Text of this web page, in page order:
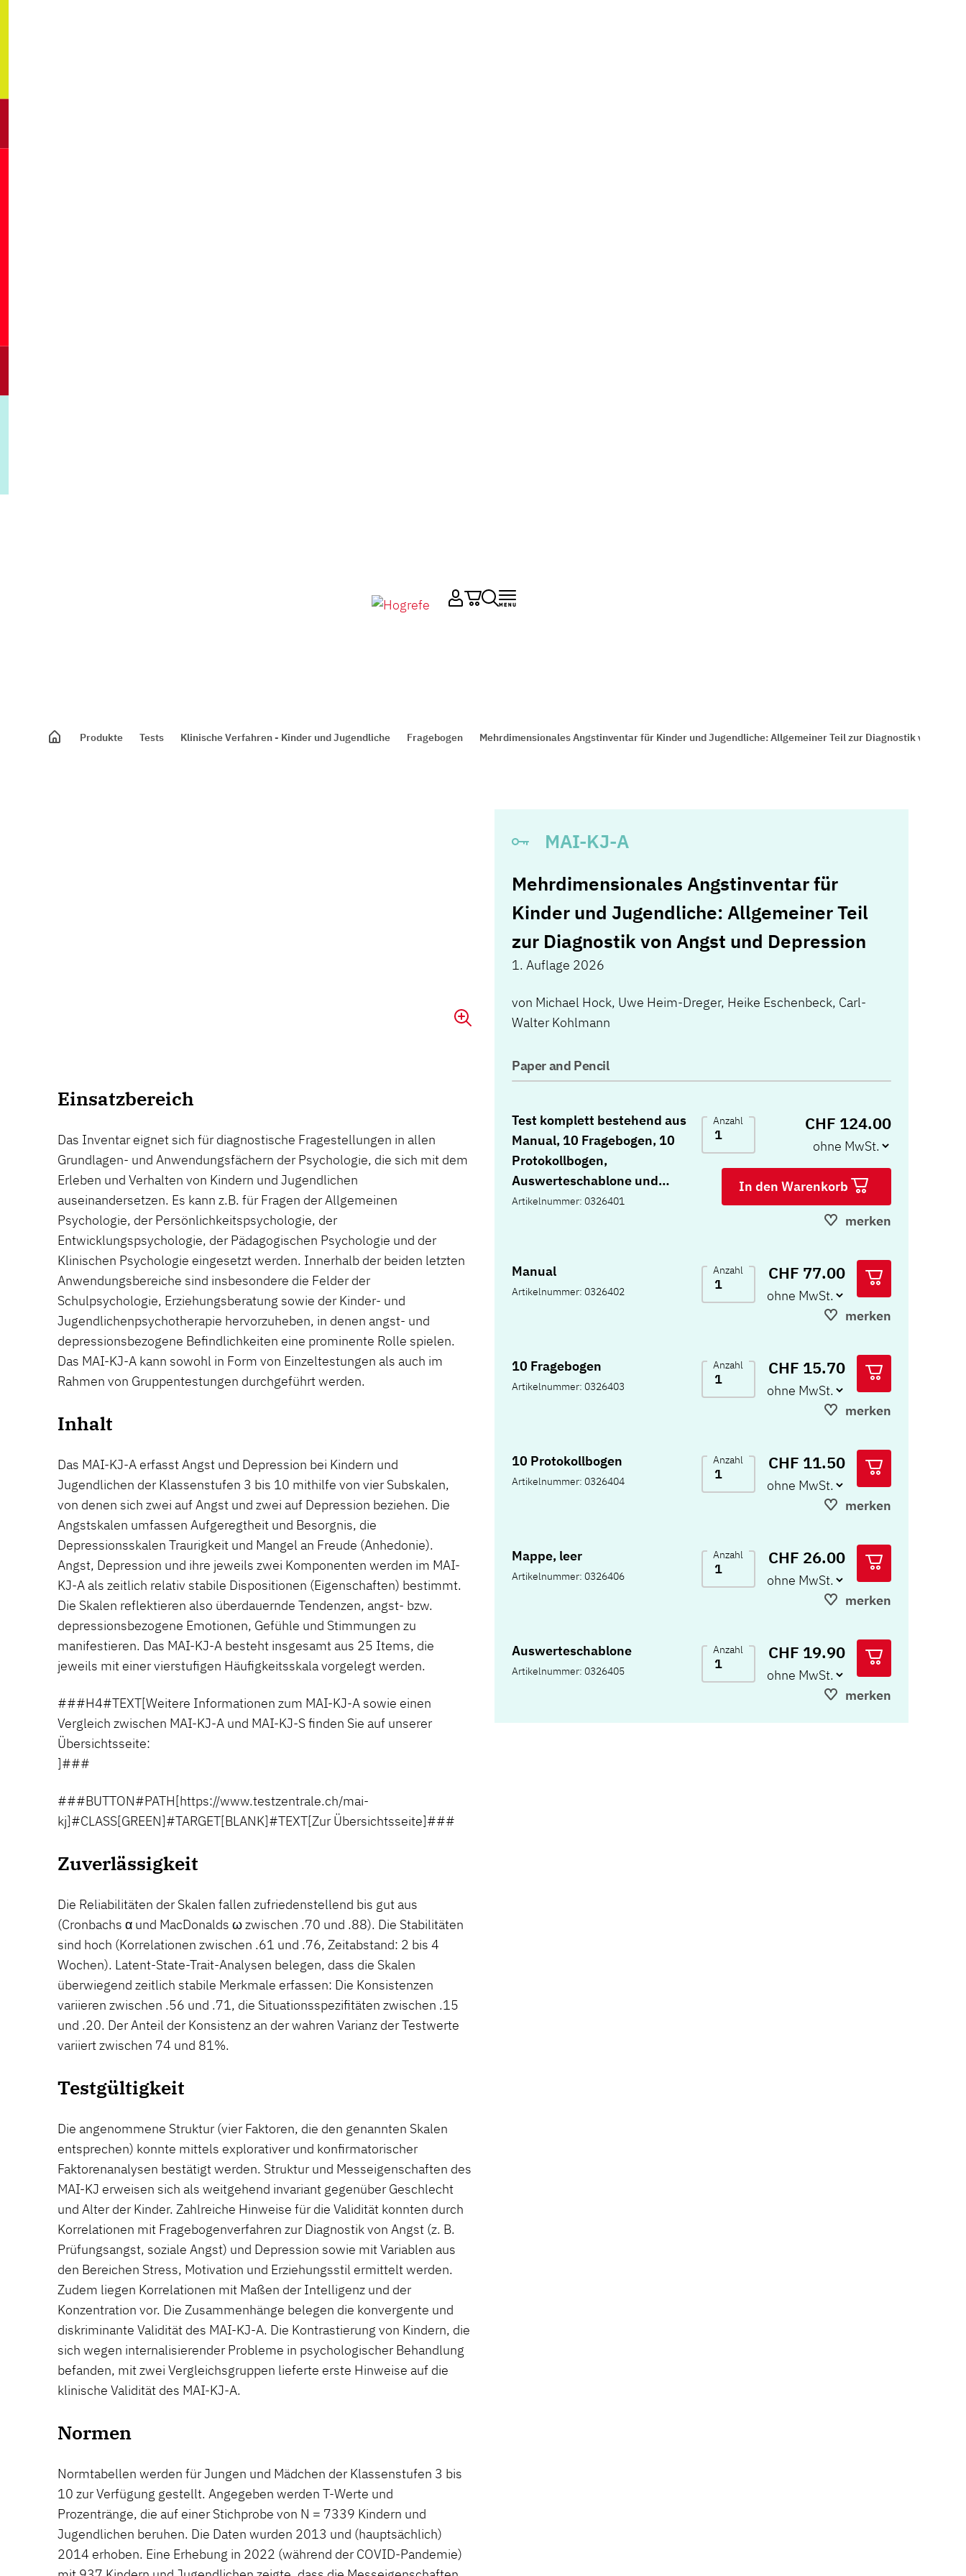
Produkte Tests Klinische Verfahren - Kinder und Jugendliche Fragebogen Mehrdimensionales Angstinventar für Kinder und Jugendliche: Allgemeiner Teil zur Diagnostik von Angst
MAI-KJ-A
Mehrdimensionales Angstinventar für
Kinder und Jugendliche: Allgemeiner Teil
zur Diagnostik von Angst und Depression
1. Auflage 2026
von Michael Hock, Uwe Heim-Dreger, Heike Eschenbeck, Carl-
Walter Kohlmann
Paper and Pencil
Test komplett bestehend aus
Manual, 10 Fragebogen, 10
Protokollbogen,
Auswerteschablone und
Mappe
Artikelnummer: 0326401
Anzahl CHF 124.00
In den Warenkorb
merken
Manual
Artikelnummer: 0326402
Anzahl CHF 77.00
merken
10 Fragebogen
Artikelnummer: 0326403
Anzahl CHF 15.70
merken
10 Protokollbogen
Artikelnummer: 0326404
Anzahl CHF 11.50
merken
Mappe, leer
Artikelnummer: 0326406
Anzahl CHF 26.00
merken
Auswerteschablone
Artikelnummer: 0326405
Anzahl CHF 19.90
merken
Einsatzbereich
Das Inventar eignet sich für diagnostische Fragestellungen in allen
Grundlagen- und Anwendungsfächern der Psychologie, die sich mit dem
Erleben und Verhalten von Kindern und Jugendlichen
auseinandersetzen. Es kann z.B. für Fragen der Allgemeinen
Psychologie, der Persönlichkeitspsychologie, der
Entwicklungspsychologie, der Pädagogischen Psychologie und der
Klinischen Psychologie eingesetzt werden. Innerhalb der beiden letzten
Anwendungsbereiche sind insbesondere die Felder der
Schulpsychologie, Erziehungsberatung sowie der Kinder- und
Jugendlichenpsychotherapie hervorzuheben, in denen angst- und
depressionsbezogene Befindlichkeiten eine prominente Rolle spielen.
Das MAI-KJ-A kann sowohl in Form von Einzeltestungen als auch im
Rahmen von Gruppentestungen durchgeführt werden.
Inhalt
Das MAI-KJ-A erfasst Angst und Depression bei Kindern und
Jugendlichen der Klassenstufen 3 bis 10 mithilfe von vier Subskalen,
von denen sich zwei auf Angst und zwei auf Depression beziehen. Die
Angstskalen umfassen Aufgeregtheit und Besorgnis, die
Depressionsskalen Traurigkeit und Mangel an Freude (Anhedonie).
Angst, Depression und ihre jeweils zwei Komponenten werden im MAI-
KJ-A als zeitlich relativ stabile Dispositionen (Eigenschaften) bestimmt.
Die Skalen reflektieren also überdauernde Tendenzen, angst- bzw.
depressionsbezogene Emotionen, Gefühle und Stimmungen zu
manifestieren. Das MAI-KJ-A besteht insgesamt aus 25 Items, die
jeweils mit einer vierstufigen Häufigkeitsskala vorgelegt werden.
###H4#TEXT[Weitere Informationen zum MAI-KJ-A sowie einen
Vergleich zwischen MAI-KJ-A und MAI-KJ-S finden Sie auf unserer
Übersichtsseite:
]###
###BUTTON#PATH[https://www.testzentrale.ch/mai-
kj]#CLASS[GREEN]#TARGET[BLANK]#TEXT[Zur Übersichtsseite]###
Zuverlässigkeit
Die Reliabilitäten der Skalen fallen zufriedenstellend bis gut aus
(Cronbachs α und MacDonalds ω zwischen .70 und .88). Die Stabilitäten
sind hoch (Korrelationen zwischen .61 und .76, Zeitabstand: 2 bis 4
Wochen). Latent-State-Trait-Analysen belegen, dass die Skalen
überwiegend zeitlich stabile Merkmale erfassen: Die Konsistenzen
variieren zwischen .56 und .71, die Situationsspezifitäten zwischen .15
und .20. Der Anteil der Konsistenz an der wahren Varianz der Testwerte
variiert zwischen 74 und 81%.
Testgültigkeit
Die angenommene Struktur (vier Faktoren, die den genannten Skalen
entsprechen) konnte mittels explorativer und konfirmatorischer
Faktorenanalysen bestätigt werden. Struktur und Messeigenschaften des
MAI-KJ erweisen sich als weitgehend invariant gegenüber Geschlecht
und Alter der Kinder. Zahlreiche Hinweise für die Validität konnten durch
Korrelationen mit Fragebogenverfahren zur Diagnostik von Angst (z. B.
Prüfungsangst, soziale Angst) und Depression sowie mit Variablen aus
den Bereichen Stress, Motivation und Erziehungsstil ermittelt werden.
Zudem liegen Korrelationen mit Maßen der Intelligenz und der
Konzentration vor. Die Zusammenhänge belegen die konvergente und
diskriminante Validität des MAI-KJ-A. Die Kontrastierung von Kindern, die
sich wegen internalisierender Probleme in psychologischer Behandlung
befanden, mit zwei Vergleichsgruppen lieferte erste Hinweise auf die
klinische Validität des MAI-KJ-A.
Normen
Normtabellen werden für Jungen und Mädchen der Klassenstufen 3 bis
10 zur Verfügung gestellt. Angegeben werden T-Werte und
Prozentränge, die auf einer Stichprobe von N = 7339 Kindern und
Jugendlichen beruhen. Die Daten wurden 2013 und (hauptsächlich)
2014 erhoben. Eine Erhebung in 2022 (während der COVID-Pandemie)